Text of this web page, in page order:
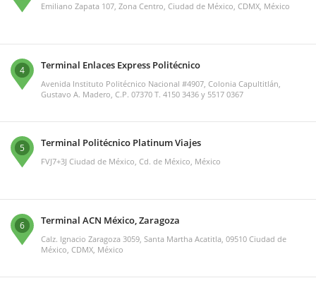
Emiliano Zapata 107, Zona Centro, Ciudad de México, CDMX, México
4 Terminal Enlaces Express Politécnico
Avenida Instituto Politécnico Nacional #4907, Colonia Capultitlán,
Gustavo A. Madero, C.P. 07370 T. 4150 3436 y 5517 0367
5 Terminal Politécnico Platinum Viajes
FVJ7+3J Ciudad de México, Cd. de México, México
6 Terminal ACN México, Zaragoza
Calz. Ignacio Zaragoza 3059, Santa Martha Acatitla, 09510 Ciudad de
México, CDMX, México